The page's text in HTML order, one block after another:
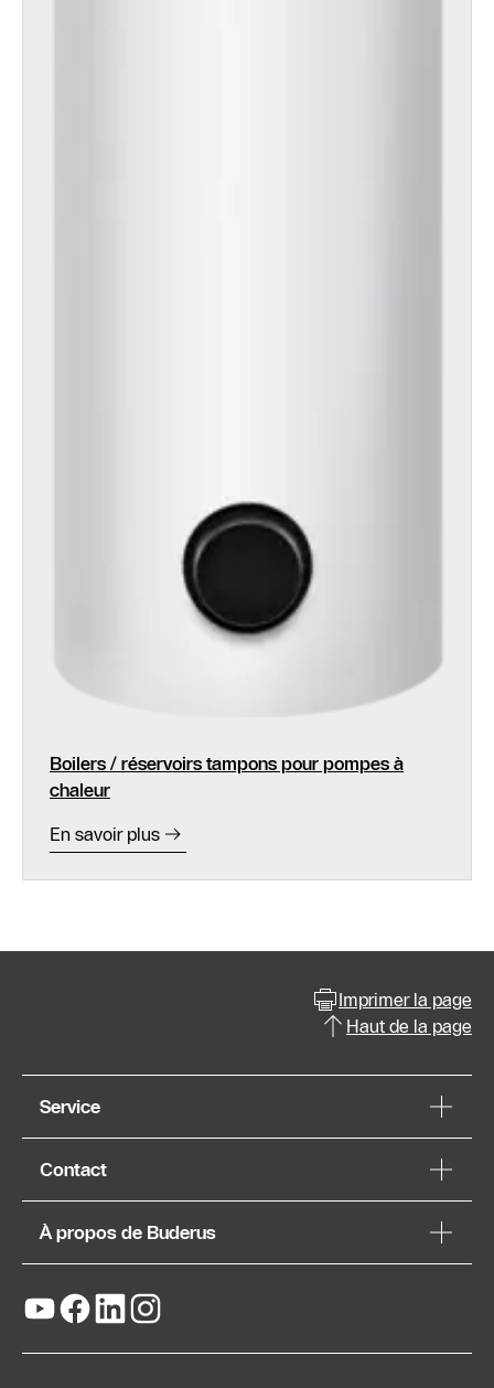
Boilers / réservoirs tampons pour pompes à
chaleur
En savoir plus
Imprimer la page
Haut de la page
Service
Contact
À propos de Buderus